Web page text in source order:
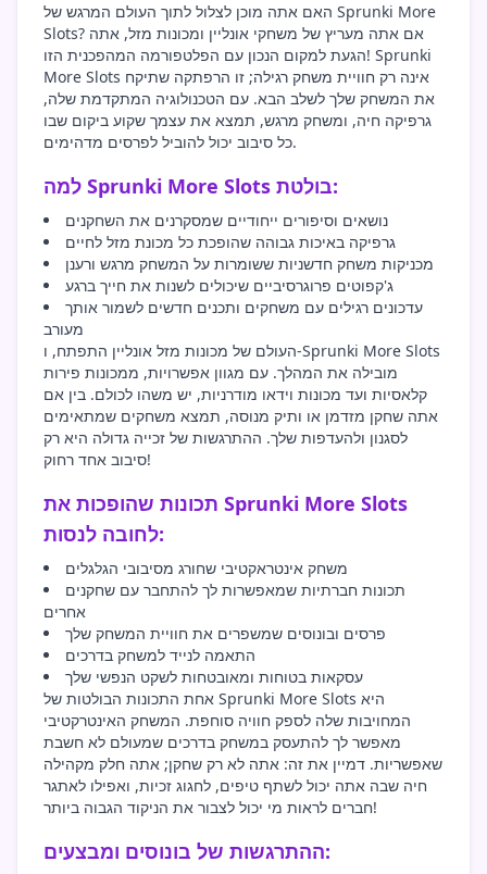
האם אתה מוכן לצלול לתוך העולם המרגש של Sprunki More
Slots? אם אתה מעריץ של משחקי אונליין ומכונות מזל, אתה
הגעת למקום הנכון עם הפלטפורמה המהפכנית הזו! Sprunki
More Slots אינה רק חוויית משחק רגילה; זו הרפתקה שתיקח
את המשחק שלך לשלב הבא. עם הטכנולוגיה המתקדמת שלה,
גרפיקה חיה, ומשחק מרגש, תמצא את עצמך שקוע ביקום שבו
כל סיבוב יכול להוביל לפרסים מדהימים.
למה Sprunki More Slots בולטת:
נושאים וסיפורים ייחודיים שמסקרנים את השחקנים
גרפיקה באיכות גבוהה שהופכת כל מכונת מזל לחיים
מכניקות משחק חדשניות ששומרות על המשחק מרגש ורענן
ג'קפוטים פרוגרסיביים שיכולים לשנות את חייך ברגע
עדכונים רגילים עם משחקים ותכנים חדשים לשמור אותך
מעורב
העולם של מכונות מזל אונליין התפתח, ו-Sprunki More Slots
מובילה את המהלך. עם מגוון אפשרויות, ממכונות פירות
קלאסיות ועד מכונות וידאו מודרניות, יש משהו לכולם. בין אם
אתה שחקן מזדמן או ותיק מנוסה, תמצא משחקים שמתאימים
לסגנון ולהעדפות שלך. ההתרגשות של זכייה גדולה היא רק
סיבוב אחד רחוק!
תכונות שהופכות את Sprunki More Slots
לחובה לנסות:
משחק אינטראקטיבי שחורג מסיבובי הגלגלים
תכונות חברתיות שמאפשרות לך להתחבר עם שחקנים
אחרים
פרסים ובונוסים שמשפרים את חוויית המשחק שלך
התאמה לנייד למשחק בדרכים
עסקאות בטוחות ומאובטחות לשקט הנפשי שלך
אחת התכונות הבולטות של Sprunki More Slots היא
המחויבות שלה לספק חוויה סוחפת. המשחק האינטרקטיבי
מאפשר לך להתעסק במשחק בדרכים שמעולם לא חשבת
שאפשריות. דמיין את זה: אתה לא רק שחקן; אתה חלק מקהילה
חיה שבה אתה יכול לשתף טיפים, לחגוג זכיות, ואפילו לאתגר
חברים לראות מי יכול לצבור את הניקוד הגבוה ביותר!
ההתרגשות של בונוסים ומבצעים: